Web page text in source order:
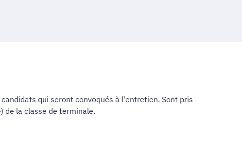
qui seront convoqués à l'entretien. Sont pris
de la classe de terminale.